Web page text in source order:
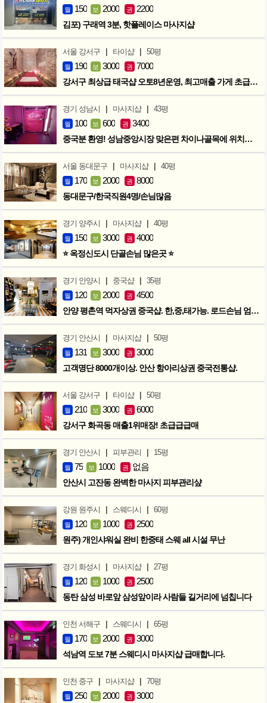
월 150 보 2000 권 2200
김포) 구래역 3분, 핫플레이스 마사지샵
서울 강서구 | 타이샵 | 50평
월 190 보 3000 권 7000
강서구 최상급 태국샵 오토8년운영, 최고매출 가게 초급매!!!
경기 성남시 | 마사지샵 | 43평
월 100 보 600 권 3400
중국분 환영! 성남중앙시장 맞은편 차이나골목에 위치한 마사지샵
서울 동대문구 | 마사지샵 | 40평
월 170 보 2000 권 8000
동대문구/한국직원4명/손님많음
경기 양주시 | 마사지샵 | 40평
월 150 보 3000 권 4000
⭐ 옥정신도시 단골손님 많은곳 ⭐
경기 안양시 | 중국샵 | 35평
월 120 보 2000 권 4500
안양 평촌역 먹자상권 중국샵. 한,중,태가능. 로드손님 엄청많아요!
경기 안산시 | 마사지샵 | 50평
월 131 보 3000 권 3000
고객명단 8000개이상. 안산 항아리상권 중국전통샵.
서울 강서구 | 타이샵 | 50평
월 210 보 3000 권 6000
강서구 화곡동 매출1위매장! 초급급급매
경기 안산시 | 피부관리 | 15평
월 75 보 1000 권 없음
안산시 고잔동 완벽한 마사지 피부관리샾
강원 원주시 | 스웨디시 | 60평
월 120 보 1000 권 2500
원주) 개인샤워실 완비 한중태 스웨 all 시설 무난
경기 화성시 | 마사지샵 | 27평
월 120 보 1000 권 2500
동탄 삼성 바로앞 삼성앞이라 사람들 길거리에 넘칩니다
인천 서해구 | 스웨디시 | 65평
월 170 보 2000 권 3000
석남역 도보 7분 스웨디시 마사지샵 급매합니다.
인천 중구 | 마사지샵 | 70평
월 250 보 2000 권 3000